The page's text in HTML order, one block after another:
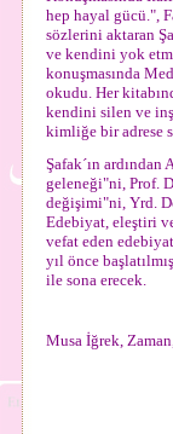
hep hayal gücü.",
sözlerini aktaran
ve kendini yok
konuşmasında
okudu. Her
kendini silen ve
kimliğe bir adrese
Şafak´ın ardından
geleneği"ni, Prof.
değişimi"ni, Yrd.
Edebiyat, eleştiri
vefat eden
yıl önce
ile sona erecek.
Musa İğrek,